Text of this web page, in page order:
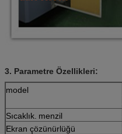
3. Parametre Özellikleri:
model
Sıcaklık. menzil
Ekran çözünürlüğü